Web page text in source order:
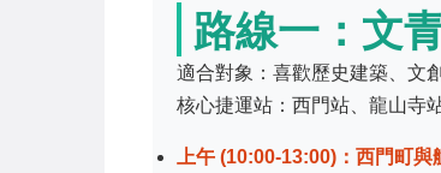
路線一：文
適合對象：喜歡歷史建築、文
核心捷運站：西門站、龍山寺
上午 (10:00-13:00)：西門町與